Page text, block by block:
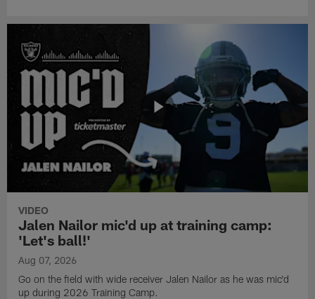
VIDEO
Jalen Nailor mic'd up at training camp:
'Let's ball!'
Aug 07, 2026
Go on the field with wide receiver Jalen Nailor as he was mic'd
up during 2026 Training Camp.